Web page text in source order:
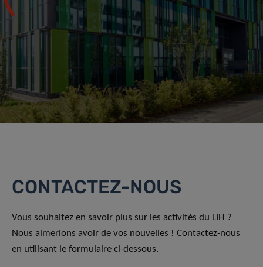
CONTACTEZ-NOUS
Vous souhaitez en savoir plus sur les activités du LIH ?
Nous aimerions avoir de vos nouvelles ! Contactez-nous
en utilisant le formulaire ci-dessous.